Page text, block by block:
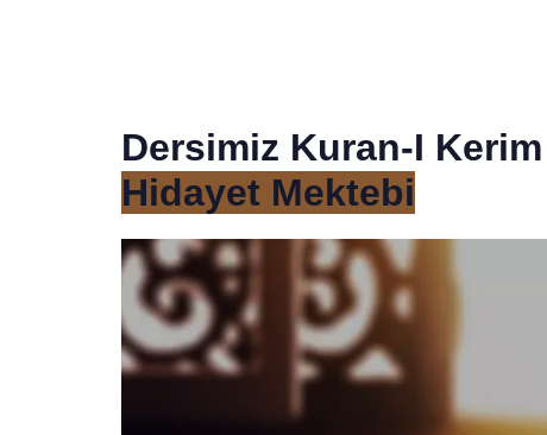
Dersimiz Kuran-I Kerim
Hidayet Mektebi